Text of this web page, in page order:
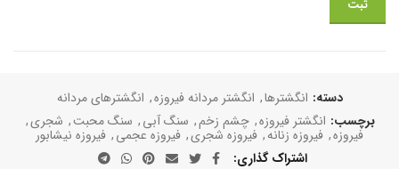
دسته: انگشترها, انگشتر مردانه فیروزه, انگشترهای مردانه
برچسب: انگشتر فیروزه, چشم زخم, سنگ آبی, سنگ محبت, شجری,
فیروزه, فیروزه زنانه, فیروزه شجری, فیروزه عجمی, فیروزه نیشابور
اشتراک گذاری